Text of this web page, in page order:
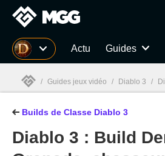
MGG Actu Guides
MGG
/ Guides jeux vidéo / Diablo 3 /
Builds de Classe Diablo 3
Diablo 3 : Build